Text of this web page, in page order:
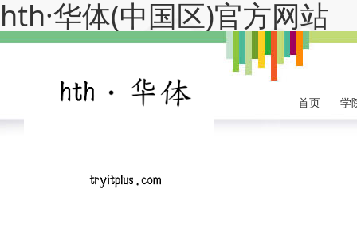
hth·华体(中国区)官方网站
首页 学